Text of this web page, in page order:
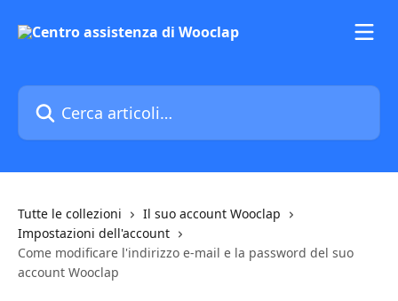
Cerca articoli…
Tutte le collezioni
Il suo account Wooclap
Impostazioni dell'account
Come modificare l'indirizzo e-mail e la password del suo
account Wooclap